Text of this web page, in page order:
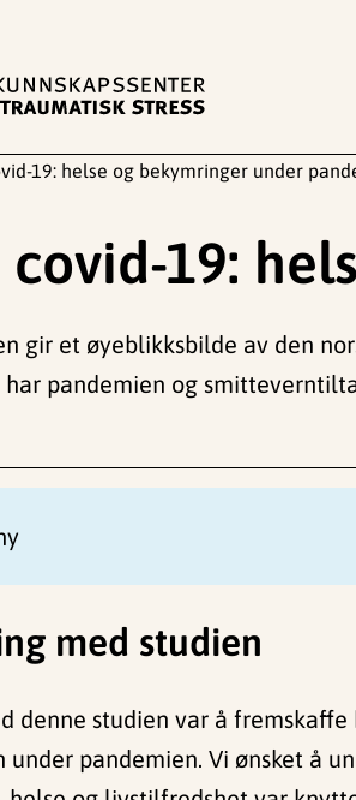
19: helse og bekymringer under
covid-19:
gir et øyeblikksbilde av den
pandemien og
med studien
denne studien var å
under pandemien. Vi ønsket å